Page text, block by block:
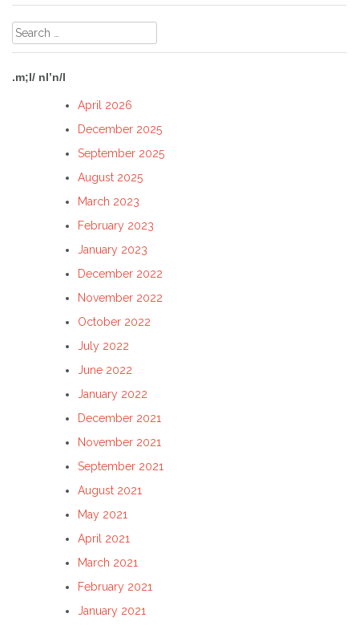
Search
for:
.m;l/ nl’n/l
April 2026
December 2025
September 2025
August 2025
March 2023
February 2023
January 2023
December 2022
November 2022
October 2022
July 2022
June 2022
January 2022
December 2021
November 2021
September 2021
August 2021
May 2021
April 2021
March 2021
February 2021
January 2021